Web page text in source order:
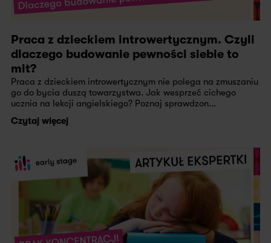
Praca z dzieckiem introwertycznym. Czyli
dlaczego budowanie pewności siebie to
mit?
Praca z dzieckiem introwertycznym nie polega na zmuszaniu
go do bycia duszą towarzystwa. Jak wesprzeć cichego
ucznia na lekcji angielskiego? Poznaj sprawdzon...
Czytaj więcej